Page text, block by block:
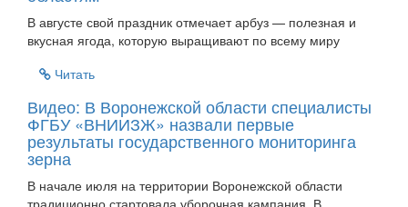
В августе свой праздник отмечает арбуз — полезная и
вкусная ягода, которую выращивают по всему миру
Читать
Видео: В Воронежской области специалисты
ФГБУ «ВНИИЗЖ» назвали первые
результаты государственного мониторинга
зерна
В начале июля на территории Воронежской области